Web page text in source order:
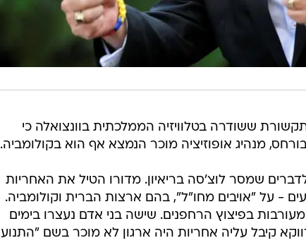
ששודרה בטלוויזיה הממלכתית בוונצואלה כי
מנהיג אופוזיציה מוכר הנמצא אף הוא בקולומביה.
שמסר לוצ'סה בריאיון. מדורו הטיל את האחריות
- על "אויבים מחו"ל", בהם ארצות הברית וקולומביה.
בפיצוץ הרחפנים. שישה בני אדם נעצרו בימים
קיבל עליה אחריות היה ארגון לא מוכר בשם